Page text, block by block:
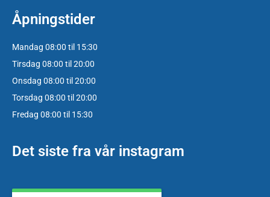
Åpningstider
Mandag 08:00 til 15:30
Tirsdag 08:00 til 20:00
Onsdag 08:00 til 20:00
Torsdag 08:00 til 20:00
Fredag 08:00 til 15:30
Det siste fra vår instagram